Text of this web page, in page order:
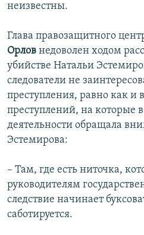
неизвестны.
Глава правозащитного
Орлов недоволен ходом
убийстве Натальи
следователи не
преступления, равно как и
преступлений, на которые
деятельности обращала
Эстемирова:
– Там, где есть ниточка,
руководителям
следствие начинает
саботируется.